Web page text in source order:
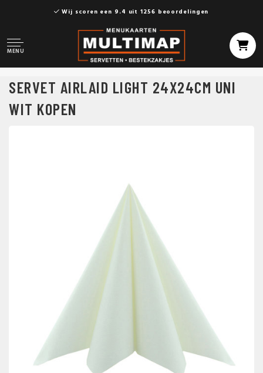
Wij scoren een 9.4 uit 1256 beoordelingen
MENU
SERVET AIRLAID LIGHT 24X24CM UNI
WIT KOPEN